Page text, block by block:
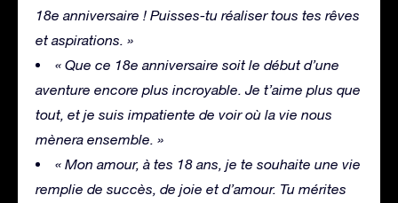
18e anniversaire ! Puisses-tu réaliser tous tes rêves
et aspirations. »
« Que ce 18e anniversaire soit le début d’une
aventure encore plus incroyable. Je t’aime plus que
tout, et je suis impatiente de voir où la vie nous
mènera ensemble. »
« Mon amour, à tes 18 ans, je te souhaite une vie
remplie de succès, de joie et d’amour. Tu mérites